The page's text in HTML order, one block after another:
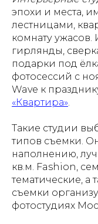
эпохи и места,
лестницами,
комнату
гирлянды,
подарки под
фотосессий с
Wave к
«Квартира».
Такие студии
типов съемки.
наполнению,
кв.м. Fashion,
тематические, а
съемки
фотостудиях